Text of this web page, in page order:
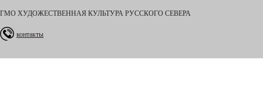
ГМО ХУДОЖЕСТВЕННАЯ КУЛЬТУРА РУССКОГО СЕВЕРА
контакты